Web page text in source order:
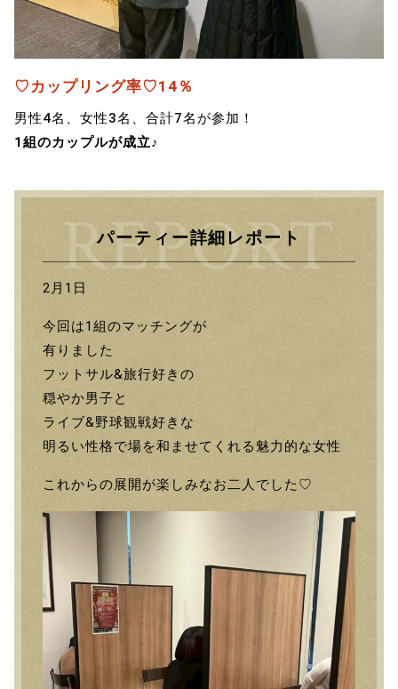
♡カップリング率♡14％
男性4名、女性3名、合計7名が参加！
1組のカップルが成立♪
パーティー詳細レポート
2月1日
今回は1組のマッチングが
有りました
フットサル&旅行好きの
穏やか男子と
ライブ&野球観戦好きな
明るい性格で場を和ませてくれる魅力的な女性
これからの展開が楽しみなお二人でした♡